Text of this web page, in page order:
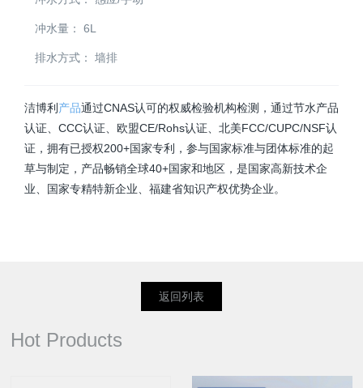
冲水量： 6L
排水方式： 墙排
洁博利 产品通过CNAS认可的权威检验机构检测，通过节水产品
认证、CCC认证、欧盟CE/Rohs认证、北美FCC/CUPC/NSF认
证，拥有已授权200+国家专利，参与国家标准与团体标准的起
草与制定，产品畅销全球40+国家和地区，是国家高新技术企
业、国家专精特新企业、福建省知识产权优势企业。
返回列表
Hot Products